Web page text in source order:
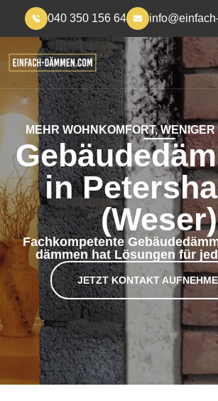
040 350 156 64
MEHR WOHNKOMFORT,
in
(Weser)
Fachkompetente
dämmen hat Lösungen für
JETZT KONTAKT